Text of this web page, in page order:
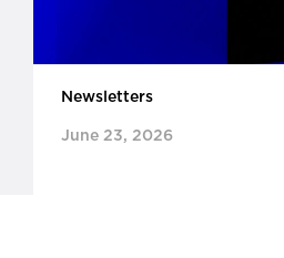
Newsletters
June 23, 2026